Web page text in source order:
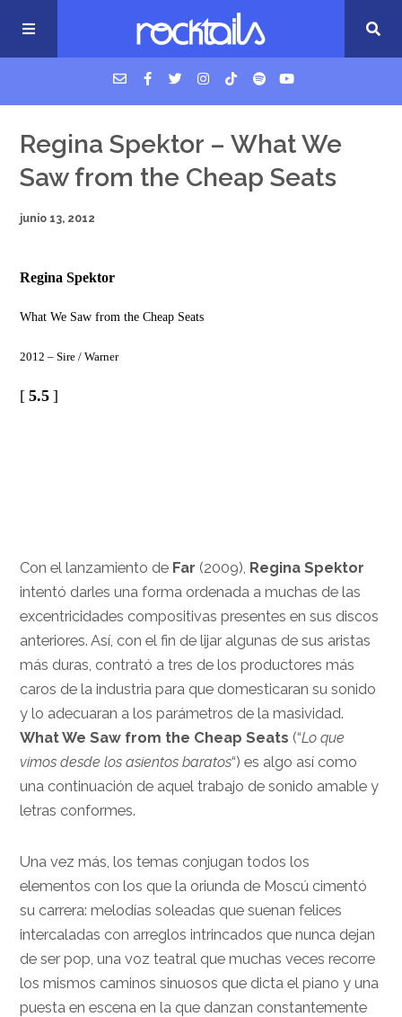
USM Podcast
Cigarrillos en la cama
Regina Spektor – What We
Saw from the Cheap Seats
junio 13, 2012
Regina Spektor
What We Saw from the Cheap Seats
2012 – Sire / Warner
[ 5.5 ]
Con el lanzamiento de Far (2009), Regina Spektor
intentó darles una forma ordenada a muchas de las
excentricidades compositivas presentes en sus discos
anteriores. Así, con el fin de lijar algunas de sus aristas
más duras, contrató a tres de los productores más
caros de la industria para que domesticaran su sonido
y lo adecuaran a los parámetros de la masividad.
What We Saw from the Cheap Seats (“Lo que
vimos desde los asientos baratos“) es algo así como
una continuación de aquel trabajo de sonido amable y
letras conformes.
Una vez más, los temas conjugan todos los
elementos con los que la oriunda de Moscú cimentó
su carrera: melodías soleadas que suenan felices
intercaladas con arreglos intrincados que nunca dejan
de ser pop, una voz teatral que muchas veces recorre
los mismos caminos sinuosos que dicta el piano y una
puesta en escena en la que danzan constantemente